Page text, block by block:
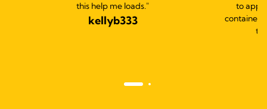
this help me loads."
kellyb333
to
container